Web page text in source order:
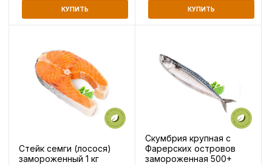
КУПИТЬ КУПИТЬ
Стейк семги (лосося)
замороженный 1 кг
Скумбрия крупная с
Фарерских островов
замороженная 500+